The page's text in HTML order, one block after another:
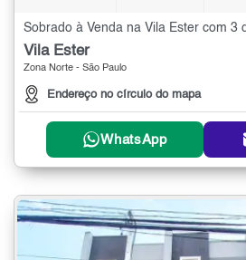
Sobrado à Venda na Vila Ester com 3
Vila Ester
Zona Norte - São Paulo
Endereço no círculo do mapa
WhatsApp